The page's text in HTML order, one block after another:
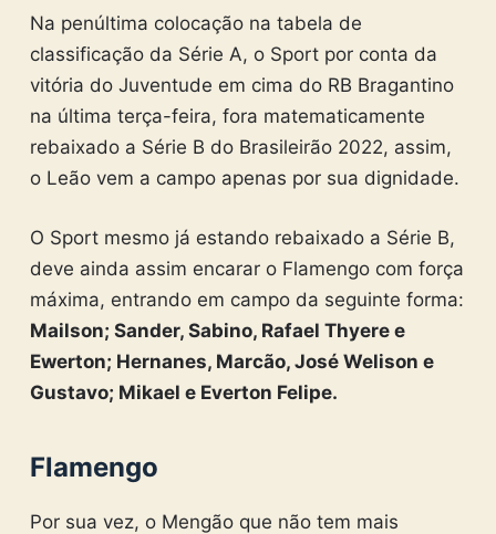
Na penúltima colocação na tabela de
classificação da Série A, o Sport por conta da
vitória do Juventude em cima do RB Bragantino
na última terça-feira, fora matematicamente
rebaixado a Série B do Brasileirão 2022, assim,
o Leão vem a campo apenas por sua dignidade.
O Sport mesmo já estando rebaixado a Série B,
deve ainda assim encarar o Flamengo com força
máxima, entrando em campo da seguinte forma:
Mailson; Sander, Sabino, Rafael Thyere e
Ewerton; Hernanes, Marcão, José Welison e
Gustavo; Mikael e Everton Felipe.
Flamengo
Por sua vez, o Mengão que não tem mais